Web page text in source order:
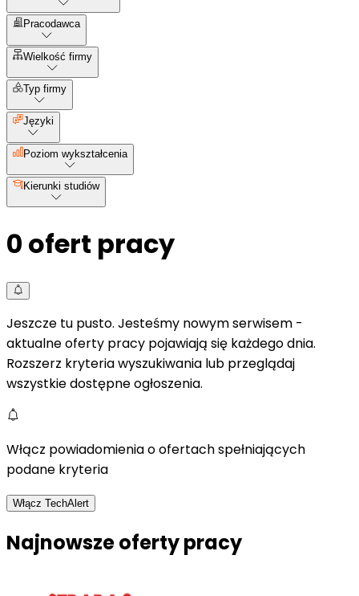
Pracodawca
Wielkość firmy
Typ firmy
Języki
Poziom wykształcenia
Kierunki studiów
0 ofert pracy
Jeszcze tu pusto. Jesteśmy nowym serwisem -
aktualne oferty pracy pojawiają się każdego dnia.
Rozszerz kryteria wyszukiwania lub przeglądaj
wszystkie dostępne ogłoszenia.
Włącz powiadomienia o ofertach spełniających
podane kryteria
Włącz TechAlert
Najnowsze oferty pracy